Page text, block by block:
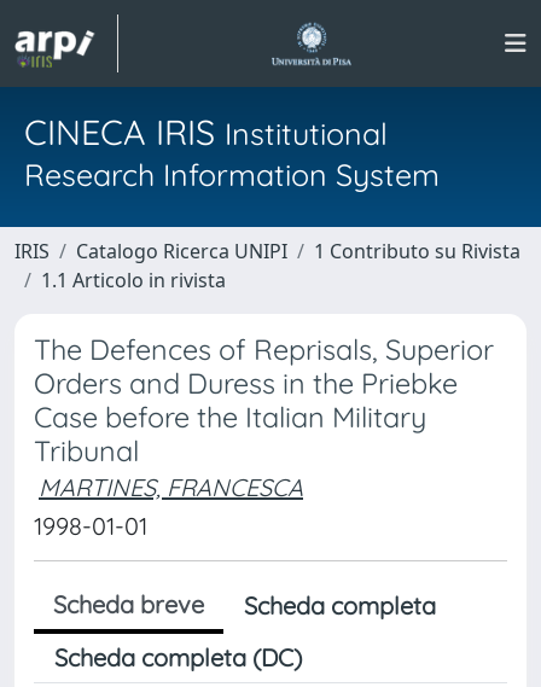
CINECA IRIS Institutional
Research Information System
IRIS Catalogo Ricerca UNIPI
1 Contributo su Rivista
1.1 Articolo in rivista
The Defences of Reprisals, Superior
Orders and Duress in the Priebke
Case before the Italian Military
Tribunal
MARTINES, FRANCESCA
1998-01-01
Scheda breve
Scheda completa
Scheda completa (DC)